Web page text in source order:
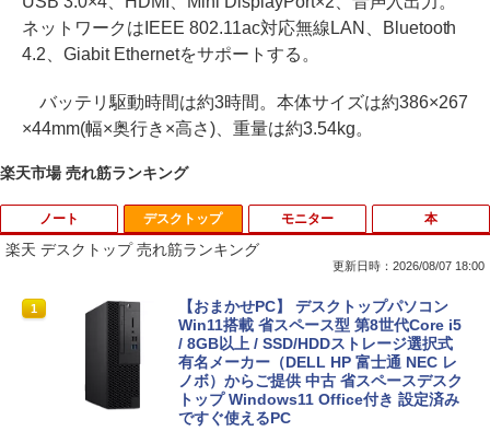
ネットワークはIEEE 802.11ac対応無線LAN、Bluetooth
4.2、Giabit Ethernetをサポートする。
バッテリ駆動時間は約3時間。本体サイズは約386×267
×44mm(幅×奥行き×高さ)、重量は約3.54kg。
楽天市場 売れ筋ランキング
ノート
1
【★最大100%ポイント】【新生活応援・
2026】【Office 2019 H&B】富士通 MU
937/Celeron 3865U/メモリ:4GB/8GB/S
SD:128GB/256GB/512GB/1TB/13.3型/
フルHD/wifi/HDMI/USB3.0/中古 ノート
パソコン/モバイルPC/Windows11
デスクトップ
楽天 デスクトップ 売れ筋ランキング
更新日時：2026/08/07 18:00
1
【おまかせPC】 デスクトップパソコン
Win11搭載 省スペース型 第8世代Core i5
/ 8GB以上 / SSD/HDDストレージ選択式
有名メーカー（DELL HP 富士通 NEC レ
ノボ）からご提供 中古 省スペースデスク
トップ Windows11 Office付き 設定済み
ですぐ使えるPC
モニター 本